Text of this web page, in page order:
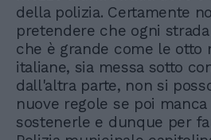
della polizia. Certamente
pretendere che ogni
che è grande come le otto
italiane, sia messa sotto
dall'altra parte, non si
nuove regole se poi
sostenerle e dunque per